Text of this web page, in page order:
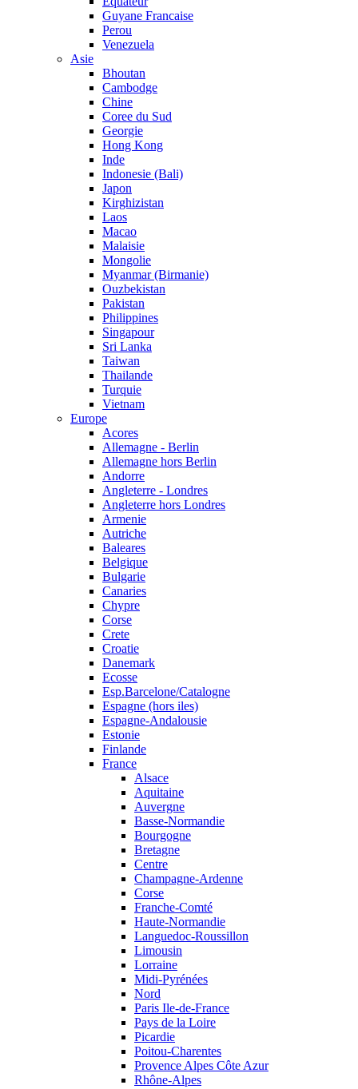
Guyane Francaise
Perou
Venezuela
Asie
Bhoutan
Cambodge
Chine
Coree du Sud
Georgie
Hong Kong
Inde
Indonesie (Bali)
Japon
Kirghizistan
Laos
Macao
Malaisie
Mongolie
Myanmar (Birmanie)
Ouzbekistan
Pakistan
Philippines
Singapour
Sri Lanka
Taiwan
Thailande
Turquie
Vietnam
Europe
Acores
Allemagne - Berlin
Allemagne hors Berlin
Andorre
Angleterre - Londres
Angleterre hors Londres
Armenie
Autriche
Baleares
Belgique
Bulgarie
Canaries
Chypre
Corse
Crete
Croatie
Danemark
Ecosse
Esp.Barcelone/Catalogne
Espagne (hors iles)
Espagne-Andalousie
Estonie
Finlande
France
Alsace
Aquitaine
Auvergne
Basse-Normandie
Bourgogne
Bretagne
Centre
Champagne-Ardenne
Corse
Franche-Comté
Haute-Normandie
Languedoc-Roussillon
Limousin
Lorraine
Midi-Pyrénées
Nord
Paris Ile-de-France
Pays de la Loire
Picardie
Poitou-Charentes
Provence Alpes Côte Azur
Rhône-Alpes